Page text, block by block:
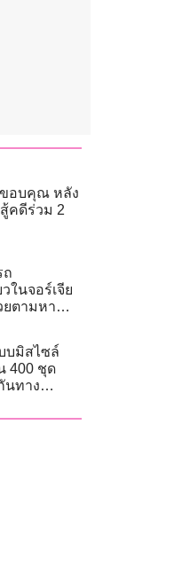
ขอบคุณ หลัง
คดีร่วม 2
ถ
ในจอร์เจีย
ตามหา
บมิสไซล์
400 ชุด
นทาง